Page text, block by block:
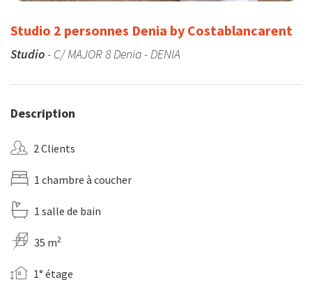
Studio 2 personnes Denia by Costablancarent
Studio- C/ MAJOR 8 Denia - DENIA
Description
2 Clients
1 chambre à coucher
1 salle de bain
35 m2
1° étage